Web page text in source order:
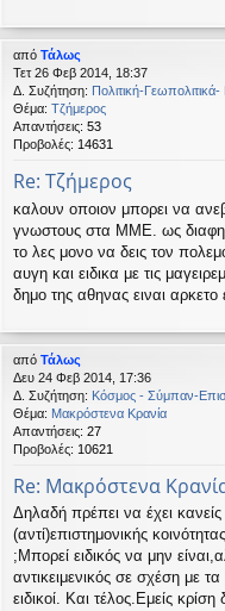
από Τάλως
Τετ 26 Φεβ 2014, 18:37
Δ. Συζήτηση: Πολιτική-
Θέμα: Τζήμερος
Απαντήσεις: 53
Προβολές: 14631
Re: Τζήμερος
καλουν οποιον μπορει να
γνωστους στα ΜΜΕ. ως
το λες μονο να δεις τον
αυγη και ειδικα με τις
δημο της αθηνας ειναι αρκετο
από Τάλως
Δευ 24 Φεβ 2014, 17:36
Δ. Συζήτηση: Κόσμος - Σύμπαν-
Θέμα: Μακρόστενα Κρανία
Απαντήσεις: 27
Προβολές: 10621
Re: Μακρόστενα
Δηλαδή πρέπει να έχει κανείς
(αντί)επιστημονικής
;Μπορεί ειδικός να μην
αντικειμενικός σε σχέση με
ειδικοί. Και τέλος.Εμείς